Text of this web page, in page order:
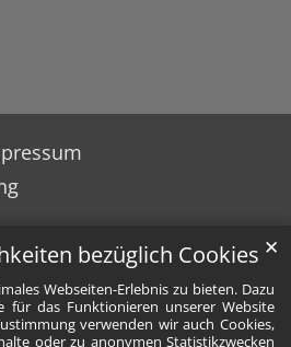
bezüglich Cookies
Webseiten-Erlebnis zu bieten. Dazu
für das Funktionieren unserer Website
verwenden wir auch Cookies,
oder zu anonymen Statistikzwecken
✕